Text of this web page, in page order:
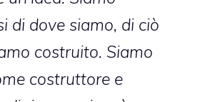
di dove siamo, di ciò
costruito. Siamo
costruttore e